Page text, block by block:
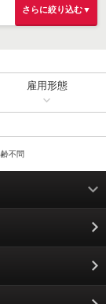
さらに絞り込む▼
雇用形態
不問